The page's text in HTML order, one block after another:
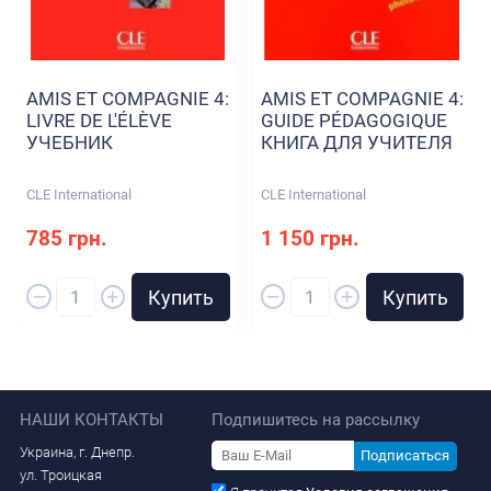
AMIS ET COMPAGNIE 4:
LIVRE DE L'ÉLÈVE
УЧЕБНИК
CLE International
785 грн.
– + Купить
AMIS ET COMPAGNIE 4:
GUIDE PÉDAGOGIQUE
КНИГА ДЛЯ УЧИТЕЛЯ
CLE International
1 150 грн.
– + Купить
НАШИ КОНТАКТЫ
Украина, г. Днепр.
ул. Троицкая
Подпишитесь на рассылку
Подписаться